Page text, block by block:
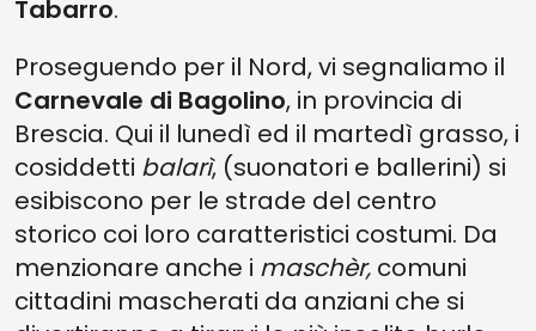
Tabarro.
Proseguendo per il Nord, vi segnaliamo il
Carnevale di Bagolino, in provincia di
Brescia. Qui il lunedì ed il martedì grasso, i
cosiddetti balarì, (suonatori e ballerini) si
esibiscono per le strade del centro
storico coi loro caratteristici costumi. Da
menzionare anche i maschèr, comuni
cittadini mascherati da anziani che si